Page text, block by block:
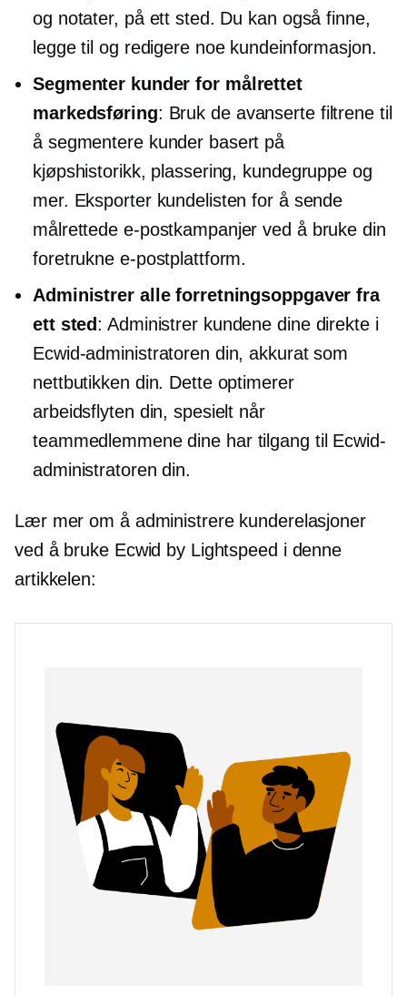
og notater, på ett sted. Du kan også finne,
legge til og redigere noe kundeinformasjon.
Segmenter kunder for målrettet
markedsføring: Bruk de avanserte filtrene til
å segmentere kunder basert på
kjøpshistorikk, plassering, kundegruppe og
mer. Eksporter kundelisten for å sende
målrettede e-postkampanjer ved å bruke din
foretrukne e-postplattform.
Administrer alle forretningsoppgaver fra
ett sted: Administrer kundene dine direkte i
Ecwid-administratoren din, akkurat som
nettbutikken din. Dette optimerer
arbeidsflyten din, spesielt når
teammedlemmene dine har tilgang til Ecwid-
administratoren din.
Lær mer om å administrere kunderelasjoner
ved å bruke Ecwid by Lightspeed i denne
artikkelen: